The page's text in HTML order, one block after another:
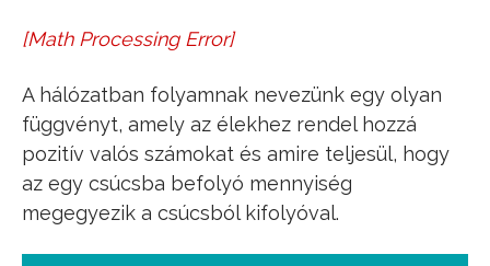
[Math Processing Error]
∑Vbef (e)
A hálózatban folyamnak nevezünk egy olyan
függvényt, amely az élekhez rendel hozzá
pozitív valós számokat és amire teljesül, hogy
az egy csúcsba befolyó mennyiség
megegyezik a csúcsból kifolyóval.